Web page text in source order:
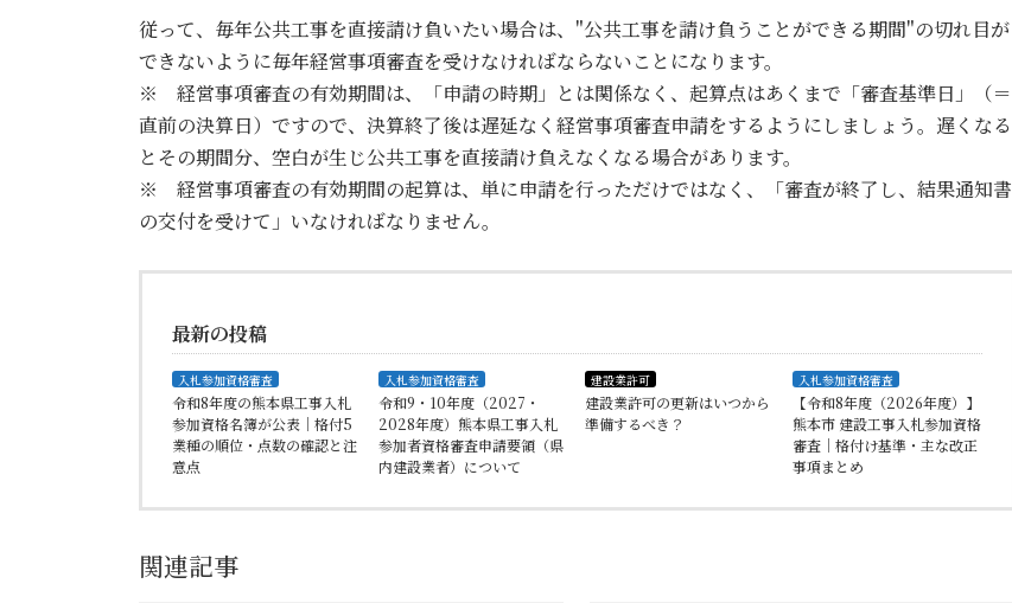
従って、毎年公共工事を直接請け負いたい場合は、"公共工事を請け負うことができる期間"の切れ目が
できないように毎年経営事項審査を受けなければならないことになります。
※ 経営事項審査の有効期間は、「申請の時期」とは関係なく、起算点はあくまで「審査基準日」（＝
直前の決算日）ですので、決算終了後は遅延なく経営事項審査申請をするようにしましょう。遅くなる
とその期間分、空白が生じ公共工事を直接請け負えなくなる場合があります。
※ 経営事項審査の有効期間の起算は、単に申請を行っただけではなく、「審査が終了し、結果通知書
の交付を受けて」いなければなりません。
最新の投稿
入札参加資格審査
令和8年度の熊本県工事入札
参加資格名簿が公表｜格付5
業種の順位・点数の確認と注
意点
入札参加資格審査
令和9・10年度（2027・
2028年度）熊本県工事入札
参加者資格審査申請要領（県
内建設業者）について
建設業許可
建設業許可の更新はいつから
準備するべき？
入札参加資格審査
【令和8年度（2026年度）】
熊本市 建設工事入札参加資格
審査｜格付け基準・主な改正
事項まとめ
関連記事